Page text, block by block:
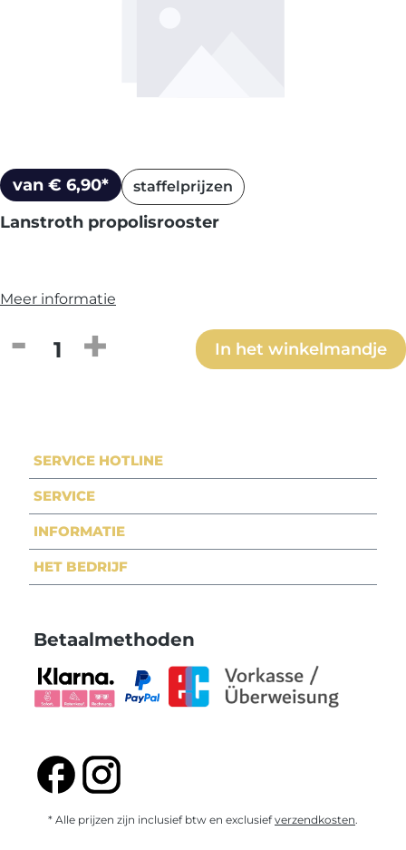
van € 6,90* staffelprijzen
Lanstroth propolisrooster
Meer informatie
Producthoeveelheid: Voer deIn het winkelmandje
SERVICE HOTLINE
SERVICE
INFORMATIE
HET BEDRIJF
Betaalmethoden
* Alle prijzen zijn inclusief btw en exclusiefverzendkosten.